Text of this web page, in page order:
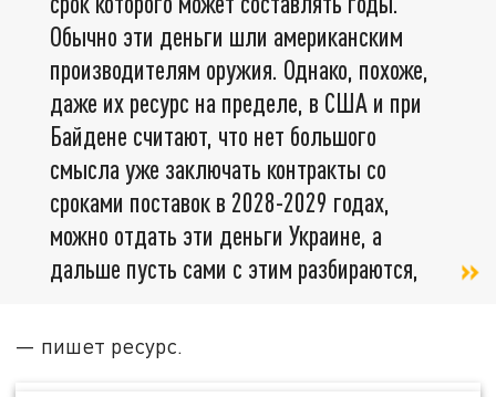
Обычно эти деньги шли американским
производителям оружия. Однако, похоже,
даже их ресурс на пределе, в США и при
Байдене считают, что нет большого
смысла уже заключать контракты со
сроками поставок в 2028-2029 годах,
можно отдать эти деньги Украине, а
дальше пусть сами с этим разбираются,
— пишет ресурс.